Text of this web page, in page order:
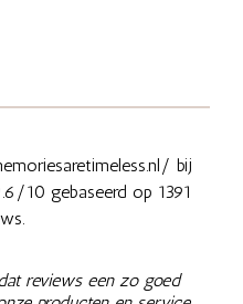
bij
10 gebaseerd op 1391
reviews een zo goed